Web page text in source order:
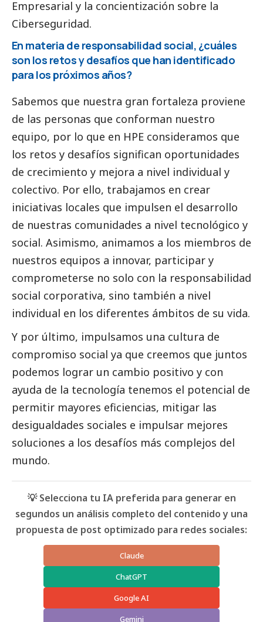
Empresarial y la concientización sobre la
Ciberseguridad.
En materia de responsabilidadsocial, ¿cuáles
son los retos y desafíos que han identificado
para los próximos años?
Sabemos que nuestra gran fortaleza proviene
de las personas que conforman nuestro
equipo, por lo que en HPE consideramos que
los retos y desafíos significan oportunidades
de crecimiento y mejora a nivel individual y
colectivo. Por ello, trabajamos en crear
iniciativas locales que impulsen el desarrollo
de nuestras comunidades a nivel tecnológico y
social. Asimismo, animamos a los miembros de
nuestros equipos a innovar, participar y
comprometerse no solo con la responsabilidad
social corporativa, sino también a nivel
individual en los diferentes ámbitos de su vida.
Y por último, impulsamos una cultura de
compromiso social ya que creemos que juntos
podemos lograr un cambio positivo y con
ayuda de la tecnología tenemos el potencial de
permitir mayores eficiencias, mitigar las
desigualdades sociales e impulsar mejores
soluciones a los desafíos más complejos del
mundo.
💡 Selecciona tu IA preferida para generar en
segundos un análisis completo del contenido y una
propuesta de post optimizado para redes sociales:
Claude
ChatGPT
Google AI
Gemini